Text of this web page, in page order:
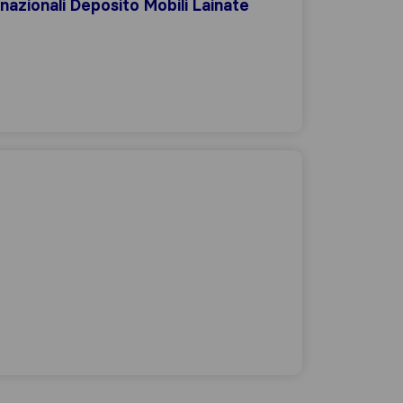
Deposito Mobili Lainate